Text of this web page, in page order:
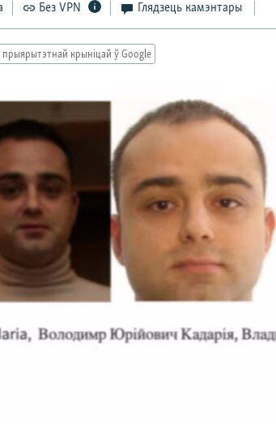
Без VPN Глядзець камэнтары
прыярытэтнай крыніцай ў Google